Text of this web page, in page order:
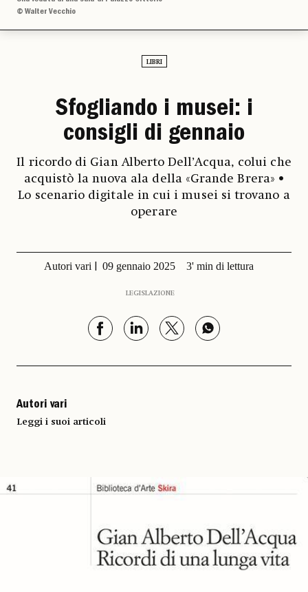
© Walter Vecchio
LIBRI
Sfogliando i musei: i
consigli di gennaio
Il ricordo di Gian Alberto Dell’Acqua, colui che
acquistò la nuova ala della «Grande Brera» •
Lo scenario digitale in cui i musei si trovano a
operare
Autori vari 09 gennaio 2025 3' min di lettura
LEGISLAZIONE
Autori vari
Leggi i suoi articoli